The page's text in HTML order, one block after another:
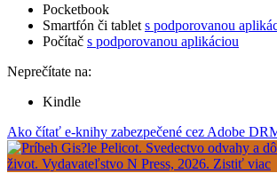
Pocketbook
Smartfón či tablet s podporovanou
Počítač s podporovanou aplikáciou
Neprečítate na:
Kindle
Ako čítať e-knihy zabezpečené cez Adobe